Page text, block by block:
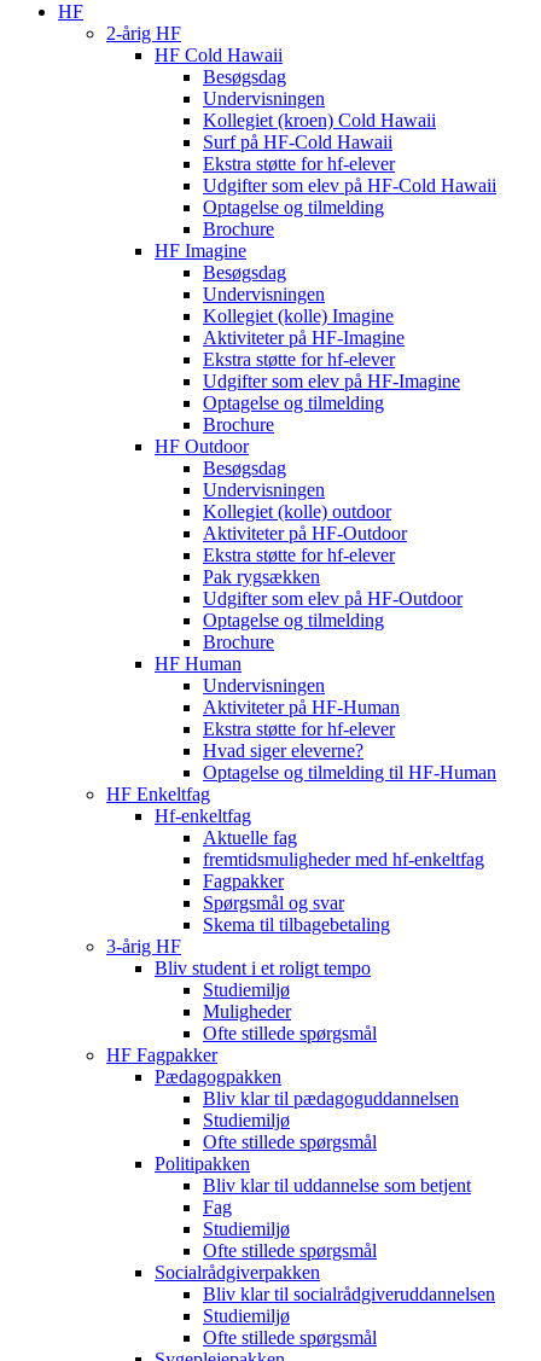
HF
2-årig HF
HF Cold Hawaii
Besøgsdag
Undervisningen
Kollegiet (kroen) Cold Hawaii
Surf på HF-Cold Hawaii
Ekstra støtte for hf-elever
Udgifter som elev på HF-Cold Hawaii
Optagelse og tilmelding
Brochure
HF Imagine
Besøgsdag
Undervisningen
Kollegiet (kolle) Imagine
Aktiviteter på HF-Imagine
Ekstra støtte for hf-elever
Udgifter som elev på HF-Imagine
Optagelse og tilmelding
Brochure
HF Outdoor
Besøgsdag
Undervisningen
Kollegiet (kolle) outdoor
Aktiviteter på HF-Outdoor
Ekstra støtte for hf-elever
Pak rygsækken
Udgifter som elev på HF-Outdoor
Optagelse og tilmelding
Brochure
HF Human
Undervisningen
Aktiviteter på HF-Human
Ekstra støtte for hf-elever
Hvad siger eleverne?
Optagelse og tilmelding til HF‑Human
HF Enkeltfag
Hf-enkeltfag
Aktuelle fag
fremtidsmuligheder med hf-enkeltfag
Fagpakker
Spørgsmål og svar
Skema til tilbagebetaling
3-årig HF
Bliv student i et roligt tempo
Studiemiljø
Muligheder
Ofte stillede spørgsmål
HF Fagpakker
Pædagogpakken
Bliv klar til pædagoguddannelsen
Studiemiljø
Ofte stillede spørgsmål
Politipakken
Bliv klar til uddannelse som betjent
Fag
Studiemiljø
Ofte stillede spørgsmål
Socialrådgiverpakken
Bliv klar til socialrådgiveruddannelsen
Studiemiljø
Ofte stillede spørgsmål